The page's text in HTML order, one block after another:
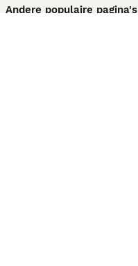
Andere populaire pagina's